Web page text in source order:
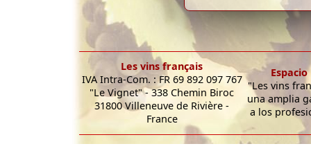
Les vins français
IVA Intra-Com. : FR 69 892 097 767
"Le Vignet" - 338 Chemin Biroc
31800 Villeneuve de Rivière -
France
"Les vins
una amplia
a los